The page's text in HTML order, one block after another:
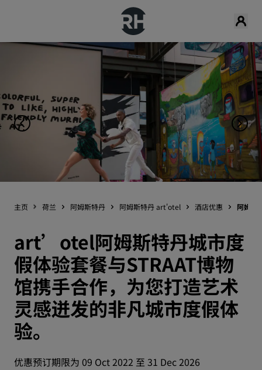
主页 荷兰 阿姆斯特丹 阿姆斯特丹 art'otel 酒店优惠 阿姆斯
art’otel阿姆斯特丹城市度
假体验套餐与STRAAT博物
馆携手合作，为您打造艺术
灵感迸发的非凡城市度假体
验。
优惠预订期限为 09 Oct 2022 至 31 Dec 2026